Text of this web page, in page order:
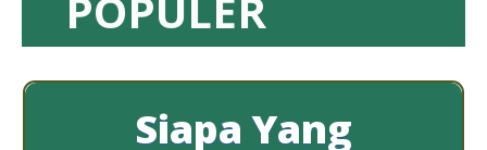
Siapa Yang